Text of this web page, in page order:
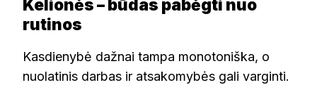
Kelionės – būdas pabėgti nuo
rutinos
Kasdienybė dažnai tampa monotoniška, o
nuolatinis darbas ir atsakomybės gali varginti.